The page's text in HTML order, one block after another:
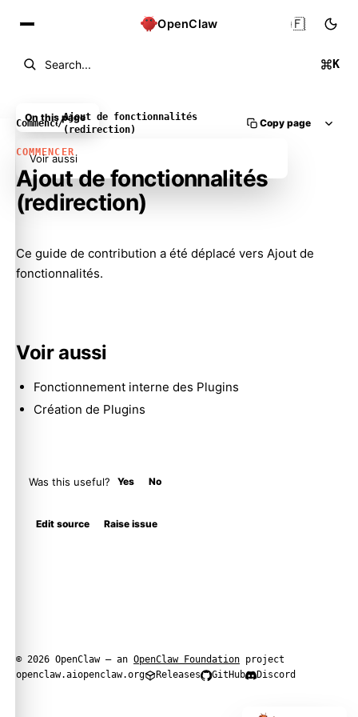
OpenClaw
Search... K
🇫🇷
Commencer
/
Ajout de fonctionnalités
(redirection)
Copy page
COMMENCER
Ajout de fonctionnalités
(redirection)
Ce guide de contribution a été déplacé vers Ajout de
fonctionnalités.
Voir aussi
Fonctionnement interne des Plugins
Création de Plugins
Was this useful? Yes No
Edit source Raise issue
On this page
Voir aussi
© 2026 OpenClaw — an OpenClaw Foundation project
openclaw.aiopenclaw.org Releases GitHub Discord